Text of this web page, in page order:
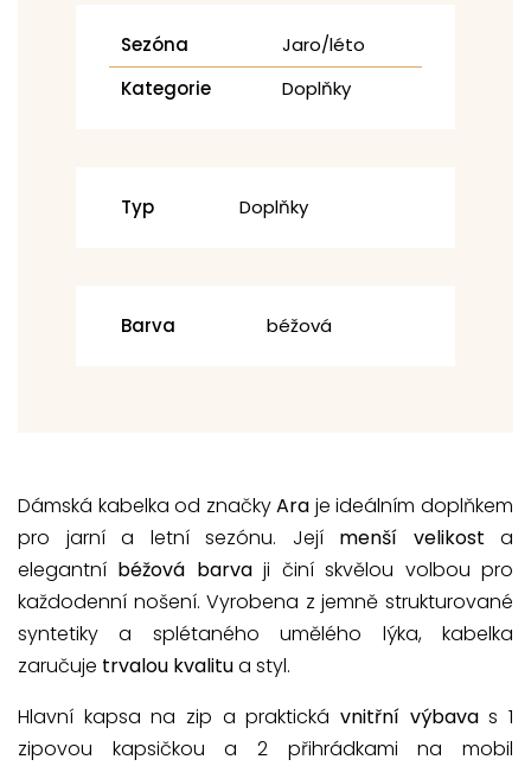
Sezóna
Jaro/léto
Kategorie
Doplňky
Typ Doplňky
Barva béžová
Dámská kabelka od značkyAra je ideálním doplňkem
pro jarní a letní sezónu. Její menší velikost a
elegantní béžová barvaji činí skvělou volbou pro
každodenní nošení. Vyrobena z jemně strukturované
syntetiky a splétaného umělého lýka, kabelka
zaručuje trvalou kvalitua styl.
Hlavní kapsa na zip a praktická vnitřní výbavas 1
zipovou kapsičkou a 2 přihrádkami na mobil